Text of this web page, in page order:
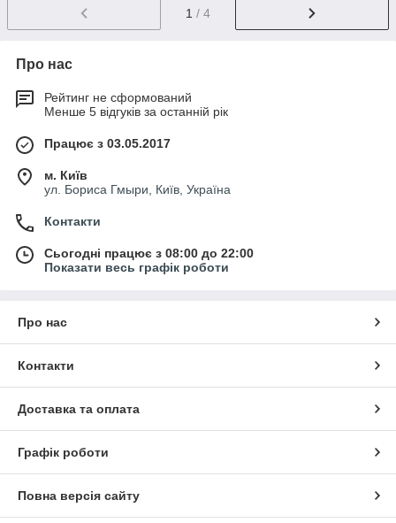
1 / 4
Про нас
Рейтинг не сформований
Менше 5 відгуків за останній рік
Працює з 03.05.2017
м. Київ
ул. Бориса Гмыри, Київ, Україна
Контакти
Сьогодні працює з 08:00 до 22:00
Показати весь графік роботи
Про нас
Контакти
Доставка та оплата
Графік роботи
Повна версія сайту